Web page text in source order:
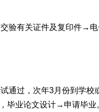
验有关证件及复印件→
通过，次年3月份到学
毕业论文设计→申请毕业